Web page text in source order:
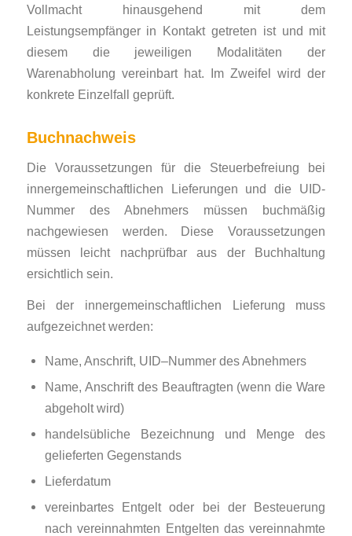
Vollmacht hinausgehend mit dem
Leistungsempfänger in Kontakt getreten ist und mit
diesem die jeweiligen Modalitäten der
Warenabholung vereinbart hat. Im Zweifel wird der
konkrete Einzelfall geprüft.
Buchnachweis
Die Voraussetzungen für die Steuerbefreiung bei
innergemeinschaftlichen Lieferungen und die UID-
Nummer des Abnehmers müssen buchmäßig
nachgewiesen werden. Diese Voraus­setzungen
müssen leicht nachprüfbar aus der Buchhaltung
ersichtlich sein.
Bei der innergemeinschaftlichen Lieferung muss
aufgezeichnet werden:
Name, Anschrift, UID–Nummer des Abnehmers
Name, Anschrift des Beauftragten (wenn die Ware
abgeholt wird)
handelsübliche Bezeichnung und Menge des
gelieferten Gegenstands
Lieferdatum
vereinbartes Entgelt oder bei der Besteuerung
nach vereinnahmten Entgelten das vereinnahmte